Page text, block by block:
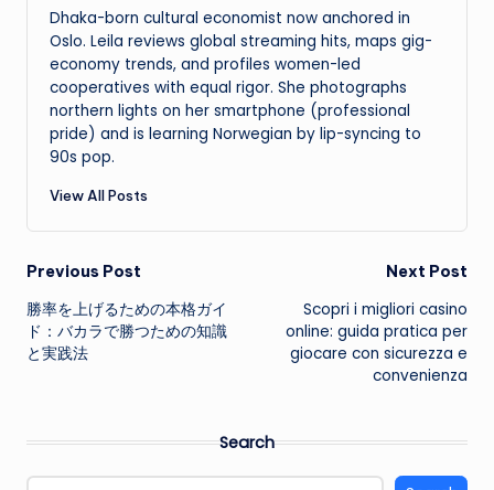
Dhaka-born cultural economist now anchored in
Oslo. Leila reviews global streaming hits, maps gig-
economy trends, and profiles women-led
cooperatives with equal rigor. She photographs
northern lights on her smartphone (professional
pride) and is learning Norwegian by lip-syncing to
90s pop.
View All Posts
Post
navigation
Previous Post
勝率を上げるための本格ガイ
ド：バカラで勝つための知識
と実践法
Next Post
Scopri i migliori casino
online: guida pratica per
giocare con sicurezza e
convenienza
Search